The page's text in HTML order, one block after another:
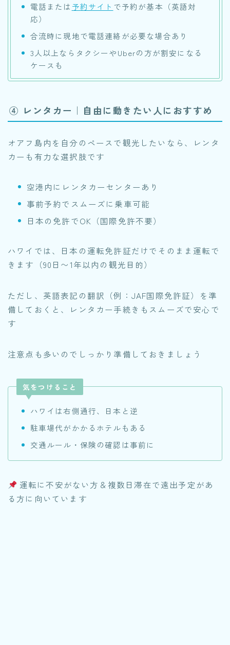
電話または 予約サイト で予約が基本（英語対
応）
合流時に現地で電話連絡が必要な場合あり
3人以上ならタクシーやUberの方が割安になる
ケースも
④ レンタカー｜自由に動きたい人におすすめ
オアフ島内を自分のペースで観光したいなら、レンタ
カーも有力な選択肢です
空港内にレンタカーセンターあり
事前予約でスムーズに乗車可能
日本の免許でOK（国際免許不要）
ハワイでは、日本の運転免許証だけでそのまま運転で
きます（90日〜1年以内の観光目的）
ただし、英語表記の翻訳（例：JAF国際免許証）を準
備しておくと、レンタカー手続きもスムーズで安心で
す
注意点も多いのでしっかり準備しておきましょう
気をつけること
ハワイは右側通行、日本と逆
駐車場代がかかるホテルもある
交通ルール・保険の確認は事前に
運転に不安がない方＆複数日滞在で遠出予定があ
る方に向いています